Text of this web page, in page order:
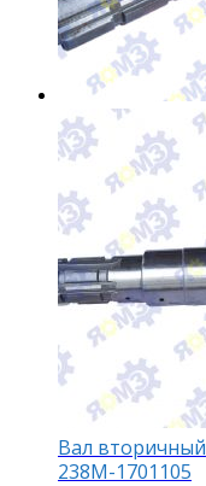
Вал вторичный
238М-1701105